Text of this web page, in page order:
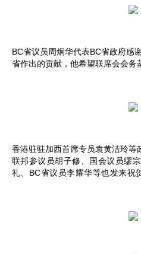
BC省议员周炯华代表BC省政府感
省作出的贡献，他希望联席会会务
香港驻驻加西首席专员袁黄洁玲等
联邦参议员胡子修、国会议员缪
礼、BC省议员李耀华等也发来祝